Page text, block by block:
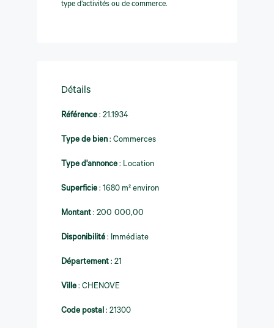
type d’activités ou de commerce.
Détails
Référence : 21.1934
Type de bien : Commerces
Type d'annonce : Location
Superficie : 1680 m² environ
Montant : 200 000,00
Disponibilité : Immédiate
Département : 21
Ville : CHENOVE
Code postal : 21300